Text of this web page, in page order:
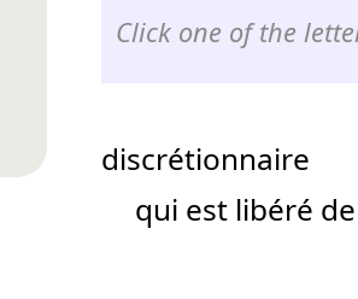
Click one of the
discrétionnaire
qui est libéré